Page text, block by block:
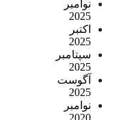
نوامبر
2025
اکتبر
2025
سپتامبر
2025
آگوست
2025
نوامبر